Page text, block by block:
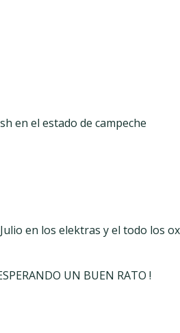
en el estado de campeche
en los elektras y el todo los
UN BUEN RATO !